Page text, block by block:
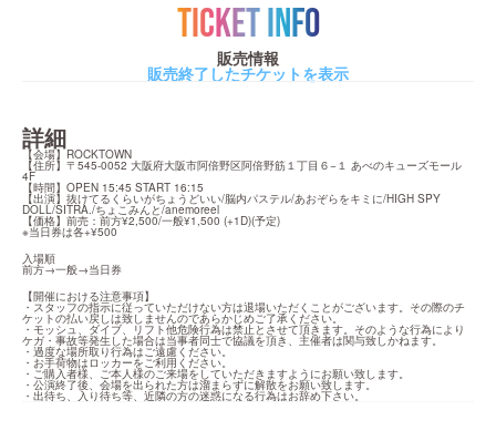
TICKET INFO
販売情報
販売終了したチケットを表示
詳細
【会場】ROCKTOWN
【住所】〒545-0052 大阪府大阪市阿倍野区阿倍野筋１丁目６−１ あべのキューズモール
4F
【時間】OPEN 15:45 START 16:15
【出演】抜けてるくらいがちょうどいい/脳内パステル/あおぞらをキミに/HIGH SPY
DOLL/SITRA./ちょこみんと/anemoreel
【価格】前売：前方¥2,500/一般¥1,500 (+1D)(予定)
※当日券は各+¥500
入場順
前方→一般→当日券
【開催における注意事項】
・スタッフの指示に従っていただけない方は退場いただくことがございます。その際のチ
ケットの払い戻しは致しませんのであらかじめご了承ください。
・モッシュ、ダイブ、リフト他危険行為は禁止とさせて頂きます。そのような行為により
ケガ・事故等発生した場合は当事者同士で協議を頂き、主催者は関与致しかねます。
・過度な場所取り行為はご遠慮ください。
・お手荷物はロッカーをご利用ください。
・ご購入者様、ご本人様のご来場をしていただきますようにお願い致します。
・公演終了後、会場を出られた方は溜まらずに解散をお願い致します。
・出待ち、入り待ち等、近隣の方の迷惑になる行為はお辞め下さい。